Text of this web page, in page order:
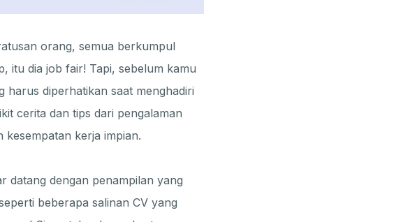
orang, semua berkumpul
itu dia job fair! Tapi, sebelum kamu
harus diperhatikan saat menghadiri
cerita dan tips dari pengalaman
kesempatan kerja impian.
datang dengan penampilan yang
beberapa salinan CV yang